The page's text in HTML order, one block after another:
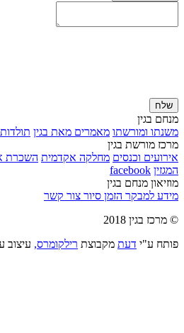
שלח
מנחם בגין
משנתו ומורשתו מאמרים מאת בגין תולדות
מרכז מורשת בגין
אירועים וכנסים מחלקה אקדמית השכרת
המגזין facebook
מוזיאון מנחם בגין
מידע למבקר הזמן סיור צור קשר
© מרכז בגין 2018
פותח ע"י דעת מקבוצת רילקומרס, עיצוב